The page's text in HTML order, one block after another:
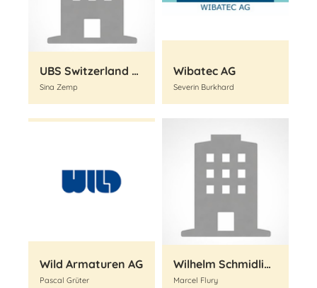
UBS Switzerland AG
Sina Zemp
Wibatec AG
Severin Burkhard
Wild Armaturen AG
Pascal Grüter
Wilhelm Schmidlin AG
Marcel Flury